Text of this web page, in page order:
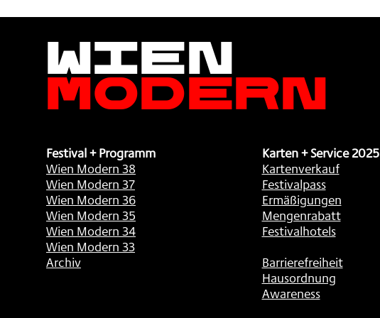
Wien
Modern
Festival + Programm
Wien Modern 38
Wien Modern 37
Wien Modern 36
Wien Modern 35
Wien Modern 34
Wien Modern 33
Archiv
Karten + Service 2025
Kartenverkauf
Festivalpass
Ermäßigungen
Mengenrabatt
Festivalhotels
Barrierefreiheit
Hausordnung
Awareness